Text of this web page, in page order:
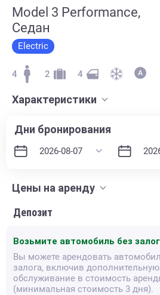
Model 3 Performance,
Седан
Electric
4 2 4
Характеристики
Дни бронирования
Цены на аренду
Депозит
Возьмите автомобиль без
Вы можете арендовать
залога, включив дополнительную
обслуживание в стоимость
(минимальная стоимость 3 дня).